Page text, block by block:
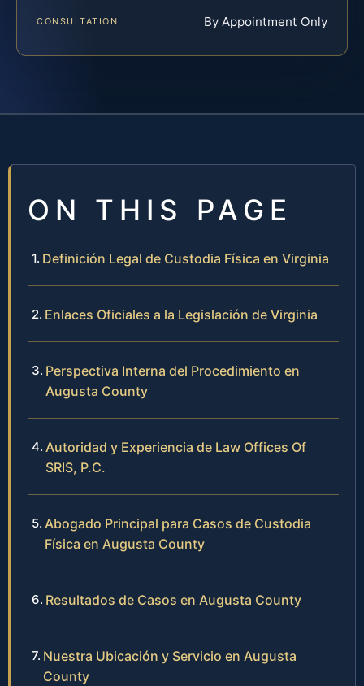
CONSULTATION By Appointment Only
ON THIS PAGE
Definición Legal de Custodia Física en Virginia
Enlaces Oficiales a la Legislación de Virginia
Perspectiva Interna del Procedimiento en
Augusta County
Autoridad y Experiencia de Law Offices Of
SRIS, P.C.
Abogado Principal para Casos de Custodia
Física en Augusta County
Resultados de Casos en Augusta County
Nuestra Ubicación y Servicio en Augusta
County